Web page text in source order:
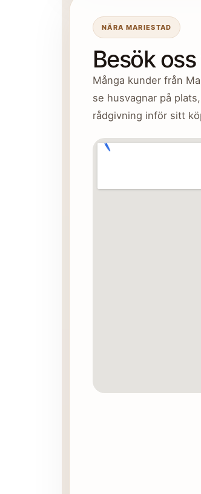
NÄRA MARIESTAD
Besök
Många kunder från
se husvagnar på
rådgivning inför sitt